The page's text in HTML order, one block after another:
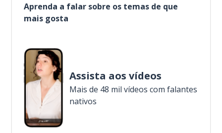
Aprenda a falar sobre os temas de que
mais gosta
Assista aos vídeos
Mais de 48 mil vídeos com falantes
nativos